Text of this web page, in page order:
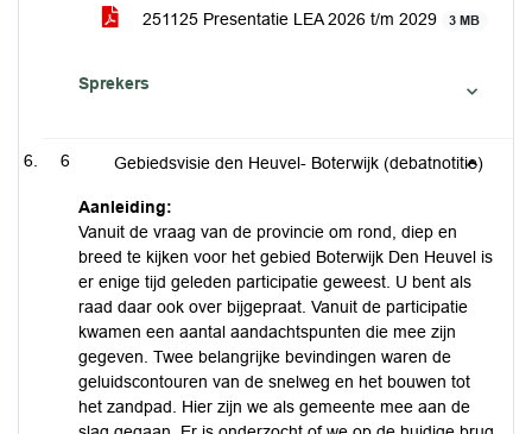
251125 Presentatie LEA 2026 t/m 2029 3 MB
Sprekers
6 Gebiedsvisie den Heuvel- Boterwijk (debatnotitie)
Aanleiding:
Vanuit de vraag van de provincie om rond, diep en
breed te kijken voor het gebied Boterwijk Den Heuvel is
er enige tijd geleden participatie geweest. U bent als
raad daar ook over bijgepraat. Vanuit de participatie
kwamen een aantal aandachtspunten die mee zijn
gegeven. Twee belangrijke bevindingen waren de
geluidscontouren van de snelweg en het bouwen tot
het zandpad. Hier zijn we als gemeente mee aan de